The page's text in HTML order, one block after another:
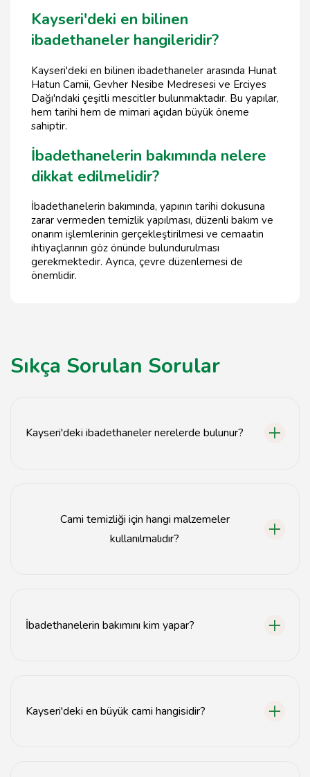
Kayseri'deki en bilinen
ibadethaneler hangileridir?
Kayseri'deki en bilinen ibadethaneler arasında Hunat
Hatun Camii, Gevher Nesibe Medresesi ve Erciyes
Dağı'ndaki çeşitli mescitler bulunmaktadır. Bu yapılar,
hem tarihi hem de mimari açıdan büyük öneme
sahiptir.
İbadethanelerin bakımında nelere
dikkat edilmelidir?
İbadethanelerin bakımında, yapının tarihi dokusuna
zarar vermeden temizlik yapılması, düzenli bakım ve
onarım işlemlerinin gerçekleştirilmesi ve cemaatin
ihtiyaçlarının göz önünde bulundurulması
gerekmektedir. Ayrıca, çevre düzenlemesi de
önemlidir.
Sıkça Sorulan Sorular
Kayseri'deki ibadethaneler nerelerde bulunur?
Cami temizliği için hangi malzemeler
kullanılmalıdır?
İbadethanelerin bakımını kim yapar?
Kayseri'deki en büyük cami hangisidir?